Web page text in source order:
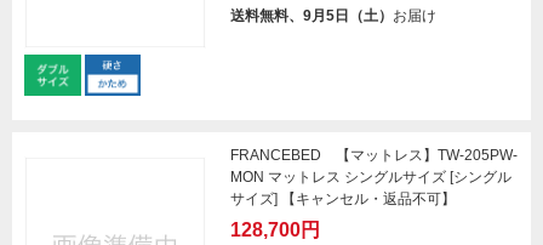
送料無料、9月5日（土） お届け
FRANCEBED 【マットレス】TW-205PW-
MON マットレス シングルサイズ [シングル
サイズ] 【キャンセル・返品不可】
128,700円